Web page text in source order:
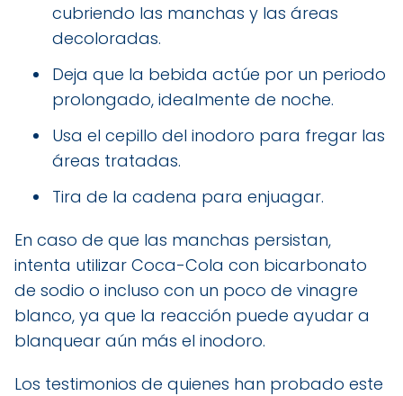
cubriendo las manchas y las áreas
decoloradas.
Deja que la bebida actúe por un periodo
prolongado, idealmente de noche.
Usa el cepillo del inodoro para fregar las
áreas tratadas.
Tira de la cadena para enjuagar.
En caso de que las manchas persistan,
intenta utilizar Coca-Cola con bicarbonato
de sodio o incluso con un poco de vinagre
blanco, ya que la reacción puede ayudar a
blanquear aún más el inodoro.
Los testimonios de quienes han probado este